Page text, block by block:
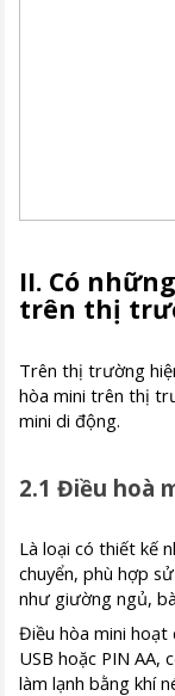
II. Có
trên thị
Trên thị trường
hòa mini trên thị
mini di động.
2.1 Điều hoà
Là loại có thiết kế
chuyển, phù hợp
như giường ngủ,
Điều hòa mini
USB hoặc PIN AA,
làm lạnh bằng khí